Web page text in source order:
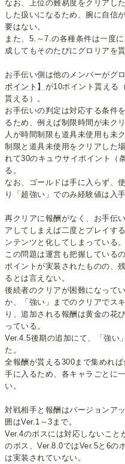
なお、上位の難易度をクリアし
した扱いになるため、腕に自信
要はない。
また、5.～7.の各種条件は一度
成してもそのたびにグロリアを貰
お手伝い側は他のメンバーがグ
ポイント】 が10ポイント貰える
貰える）。
お手伝いの判定は対応する条件
るため、例えば制限時間が未ク
人が時間制限も道具未使用も未
制限と道具未使用をクリアした
れて30のキュウサイポイント（
る。
なお、ゴールドは手に入らず、
り「超強い」でのみ経験値は入
再クリアに報酬がなく、お手伝
アしてしまえば二度とプレイす
ンテンツと化してしまっている。
この問題は運営も把握している
ポイントが実装されたものの、
るとは言えない。
後続者のクリアが困難になって
か、「強い」までのクリアでス
り、追加される報酬は黄金の花
っている。
Ver.4.5後期の追加にて、「強い
た。
全報酬が貰える300まで集めれ
手に入るため、各キャラごとに
い。
対戦相手と報酬はバージョンア
囲はVer.1～3まで。
Ver.4のボスには対応しないこと
のボス、Ver.8.0ではVer.5と6の
は実装されていない。